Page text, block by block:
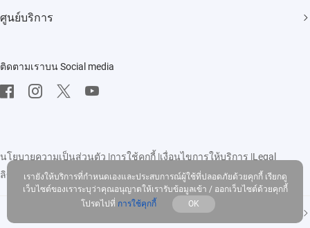
Trust Center
ศูนย์บริการ
ดาวโหลด
ติดตามเราบน Social media
นโยบายความเป็นส่วนตัว |การใช้คุกกี้ |เงื่อนไขการให้บริการ |Legal
ลิขสิทธิ์ © 2026 EZVIZ Inc. สงวนลิขสิทธิ์
ประเทศไทย
เรายังให้บริการที่กำหนดเองและประสบการณ์ผู้ใช้ที่ปลอดภัยด้วยคุกกี้ เรียกดู
เว็บไซต์ของเราระบุว่าคุณอนุญาตให้เรารับข้อมูลเข้า / ออกเว็บไซต์ด้วยคุกกี้
โปรดไปที่ การใช้คุกกี้ OK